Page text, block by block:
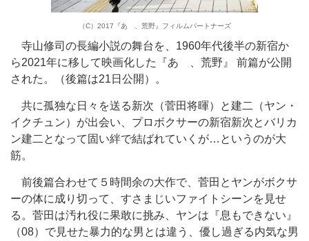
（C）2017『あゝ、荒野』フィルムパートナーズ
寺山修司の長編小説の舞台を、1960年代後半の新宿か
ら2021年に移して映画化した『あゝ、荒野』 前篇が公開
された。（後篇は21日公開）。
共に孤独な日々を送る新次（菅田将暉）と建二（ヤン・
イクチュン）が出会い、プロボクサーの新宿新次とバリカ
ン建二となって固い絆で結ばれていくが…というのが大
筋。
前後篇合わせて５時間余の大作で、菅田とヤンがボクサ
ーの体に成り切って、すさまじいファイトシーンを見せ
る。菅田は汚れ役に果敢に挑み、ヤンは『息もできない』
（08）で見せた暴力的な男とは違う、優し過ぎる内気な男